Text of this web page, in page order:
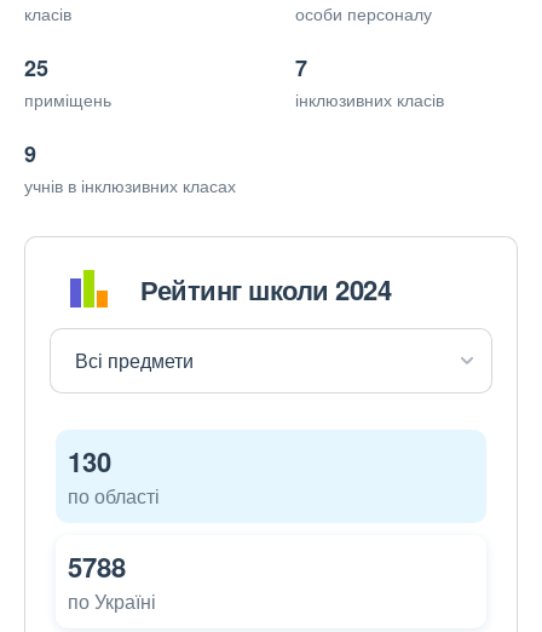
класів особи персоналу
25
приміщень
7
інклюзивних класів
9
учнів в інклюзивних класах
Рейтинг школи 2024
130
по області
5788
по Україні